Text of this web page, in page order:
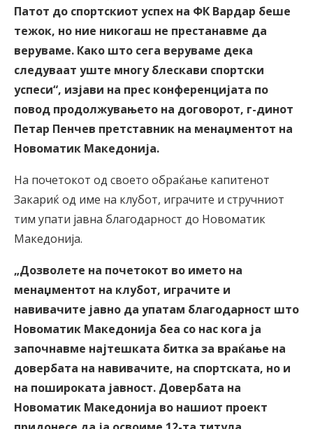
Патот до спортскиот успех на ФК Вардар беше
тежок, но ние никогаш не престанавме да
веруваме. Како што сега веруваме дека
следуваат уште многу блескави спортски
успеси“, изјави на прес конференцијата по
повод продолжувањето на договорот, г-динот
Петар Пенчев претставник на менаџментот на
Новоматик Македонија.
На почетокот од своето обраќање капитенот
Закариќ од име на клубот, играчите и стручниот
тим упати јавна благодарност до Новоматик
Македонија.
„Дозволете на почетокот во името на
менаџментот на клубот, играчите и
навивачите јавно да упатам благодарност што
Новоматик Македонија беа со нас кога ја
започнавме најтешката битка за враќање на
довербата на навивачите, на спортската, но и
на пошироката јавност. Довербата на
Новоматик Македонија во нашиот проект